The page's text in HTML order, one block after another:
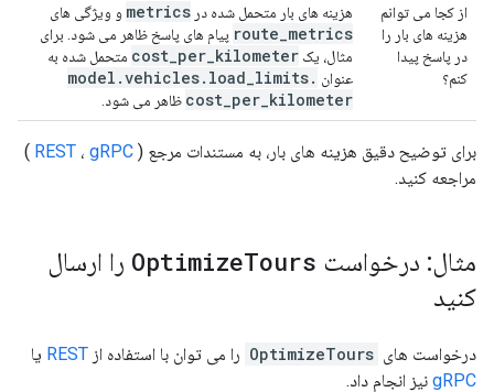
از کجا می توانم
هزینه های بار را
در پاسخ پیدا
کنم؟
هزینه های بار متحمل شده در metrics و ویژگی های
route metrics
پیام های پاسخ ظاهر می شود. برای
مثال، یک
cost per kilometer
متحمل شده به
عنوان
model .vehicles. load limits.
cost per kilometer ظاهر می شود.
برای توضیح دقیق هزینه های بار، به مستندات مرجع ( REST ، gRPC
)
مراجعه کنید.
مثال: درخواست OptimizeTours
را ارسال
کنید
درخواست های OptimizeTours را می توان با استفاده از REST یا
gRPC نیز انجام داد.